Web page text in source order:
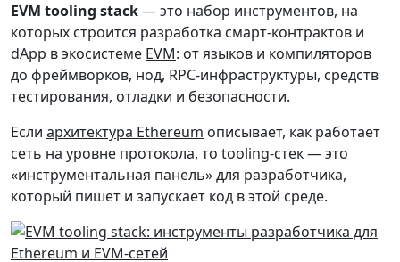
EVM tooling stack— это набор инструментов, на
которых строится разработка смарт-контрактов и
dApp в экосистеме EVM: от языков и компиляторов
до фреймворков, нод, RPC-инфраструктуры, средств
тестирования, отладки и безопасности.
Если архитектура Ethereum описывает, как работает
сеть на уровне протокола, то tooling-стек — это
«инструментальная панель» для разработчика,
который пишет и запускает код в этой среде.